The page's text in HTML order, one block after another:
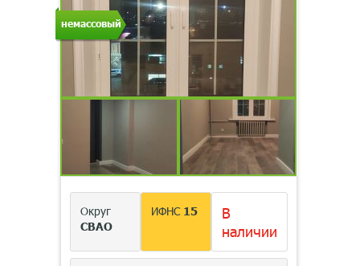
немассовый
Округ
СВАО
ИФНС 15
В
наличии